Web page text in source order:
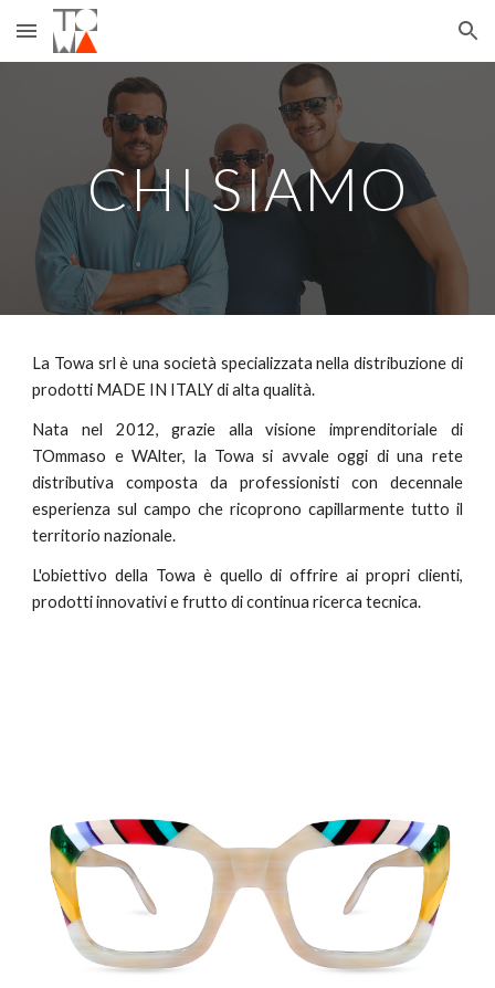
Skip to main content Skip to navigation
CHI SIAMO
La Towa srl è una società specializzata nella distribuzione di
prodotti MADE IN ITALY di alta qualità.
Nata nel 2012, grazie alla visione imprenditoriale di
TOmmaso e WAlter, la Towa si avvale oggi di una rete
distributiva composta da professionisti con decennale
esperienza sul campo che ricoprono capillarmente tutto il
territorio nazionale.
L'obiettivo della Towa è quello di offrire ai propri clienti,
prodotti innovativi e frutto di continua ricerca tecnica.